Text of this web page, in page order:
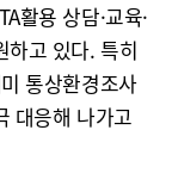
활용 상담·교육·
하고 있다. 특히
통상환경조사
대응해 나가고